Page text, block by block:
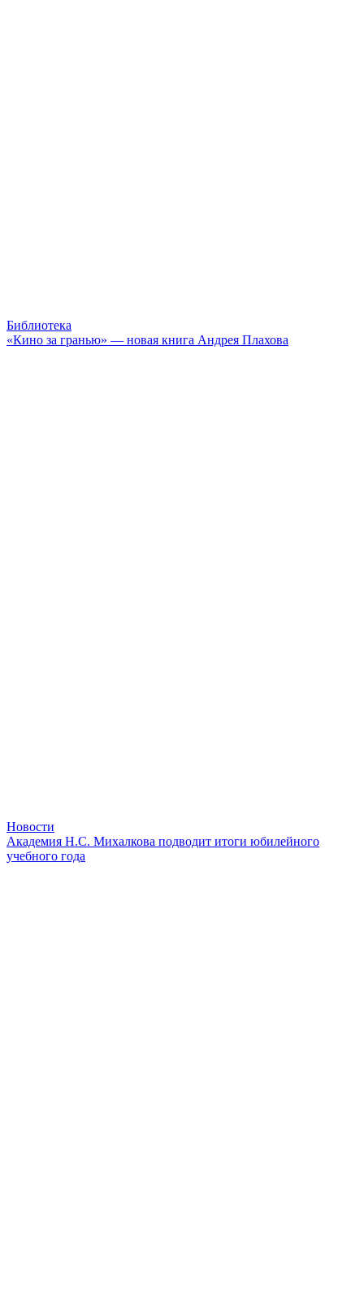
Библиотека
«Кино за гранью» — новая книга Андрея Плахова
Новости
Академия Н.С. Михалкова подводит итоги юбилейного
учебного года